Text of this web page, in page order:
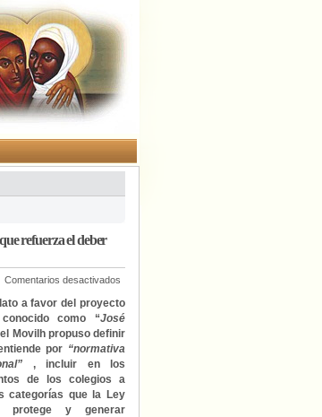
refuerza el deber
Comentarios desactivados
a favor del proyecto
como “José
el Movilh propuso definir
por “normativa
, incluir en los
de los colegios a
categorías que la Ley
protege y generar